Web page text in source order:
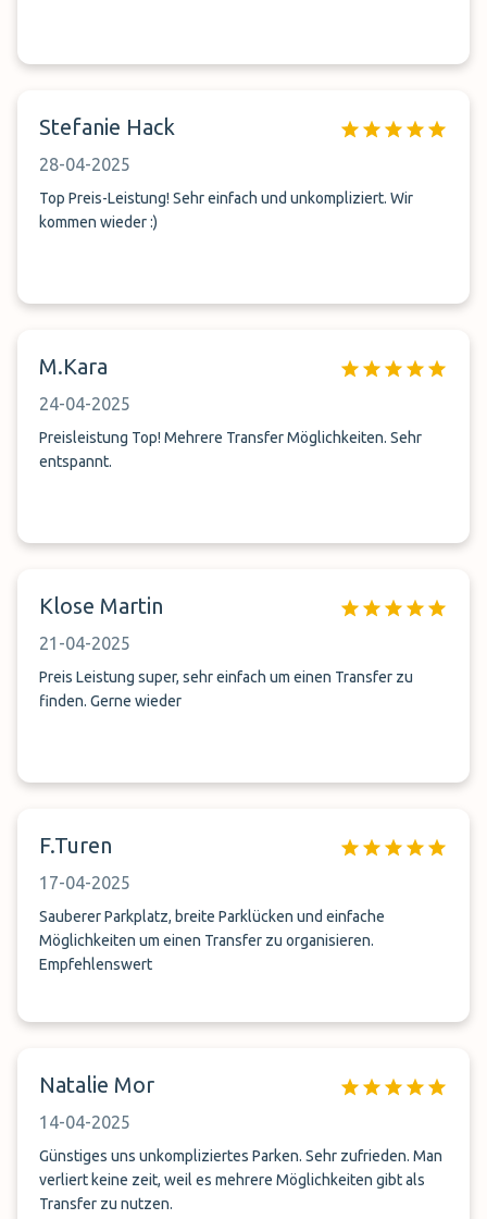
Stefanie Hack
28-04-2025
Top Preis-Leistung! Sehr einfach und unkompliziert. Wir
kommen wieder :)
M.Kara
24-04-2025
Preisleistung Top! Mehrere Transfer Möglichkeiten. Sehr
entspannt.
Klose Martin
21-04-2025
Preis Leistung super, sehr einfach um einen Transfer zu
finden. Gerne wieder
F.Turen
17-04-2025
Sauberer Parkplatz, breite Parklücken und einfache
Möglichkeiten um einen Transfer zu organisieren.
Empfehlenswert
Natalie Mor
14-04-2025
Günstiges uns unkompliziertes Parken. Sehr zufrieden. Man
verliert keine zeit, weil es mehrere Möglichkeiten gibt als
Transfer zu nutzen.